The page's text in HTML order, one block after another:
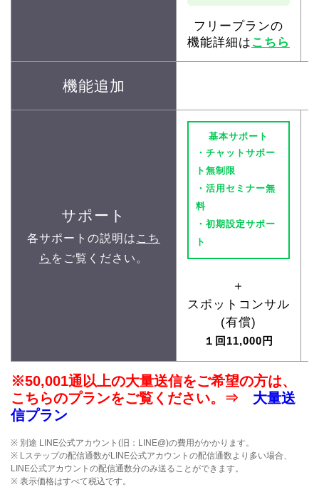
フリープランの
機能詳細は こちら
機能追加
サポート
各サポートの説明は こち
ら をご覧ください。
基本サポート
・チャットサポー
ト無制限
・活用セミナー無
料
・初期設定サポー
ト
＋
スポットコンサル
(有償)
１回11,000円
※50,001通以上の大量送信をご希望の方は、
こちらのプランをご覧ください。⇒ 大量送
信プラン
※ 別途 LINE公式アカウント(旧：LINE@)の費用がかかります。
※ Lステップの配信通数がLINE公式アカウントの配信通数より多い場合、
LINE公式アカウントの配信通数分のみ送ることができます。
※ 表示価格はすべて税込です。